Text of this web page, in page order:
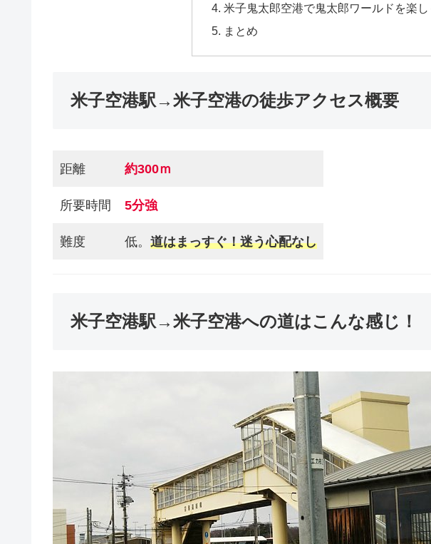
米子鬼太郎空港で鬼太郎ワールドを楽し
まとめ
米子空港駅→米子空港の徒歩アクセス概要
距離 約300ｍ
所要時間 5分強
難度 低。 道はまっすぐ！迷う心配なし
米子空港駅→米子空港への道はこんな感じ！